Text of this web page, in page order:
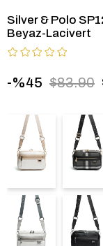
Silver & Polo
Beyaz-Lacivert
45 $83.90